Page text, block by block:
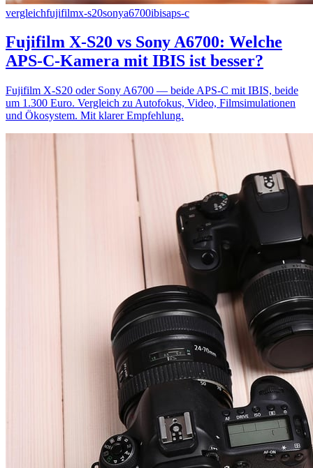
vergleichfujifilmx-s20sonya6700ibisaps-c
Fujifilm X-S20 vs Sony A6700: Welche
APS-C-Kamera mit IBIS ist besser?
Fujifilm X-S20 oder Sony A6700 — beide APS-C mit IBIS, beide
um 1.300 Euro. Vergleich zu Autofokus, Video, Filmsimulationen
und Ökosystem. Mit klarer Empfehlung.